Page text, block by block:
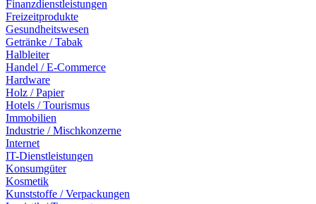
Finanzdienstleistungen
Freizeitprodukte
Gesundheitswesen
Getränke / Tabak
Halbleiter
Handel / E-Commerce
Hardware
Holz / Papier
Hotels / Tourismus
Immobilien
Industrie / Mischkonzerne
Internet
IT-Dienstleistungen
Konsumgüter
Kosmetik
Kunststoffe / Verpackungen